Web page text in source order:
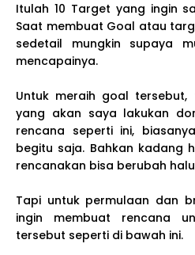
Itulah 10 Target yang ingin
Saat membuat Goal atau
sedetail mungkin supaya
mencapainya.
Untuk meraih goal
yang akan saya lakukan
rencana seperti ini,
begitu saja. Bahkan kadang
rencanakan bisa berubah
Tapi untuk permulaan dan
ingin membuat rencana
tersebut seperti di bawah ini.